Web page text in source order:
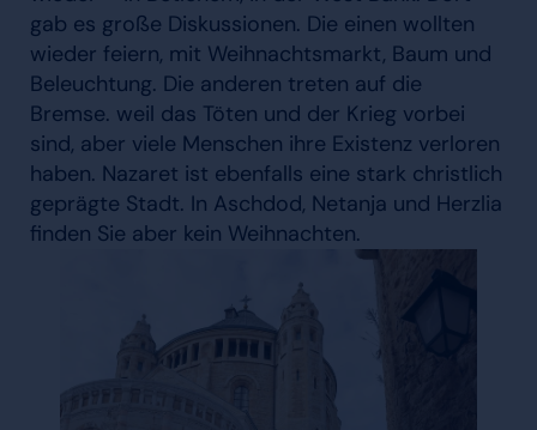
gab es große Diskussionen. Die einen wollten
wieder feiern, mit Weihnachtsmarkt, Baum und
Beleuchtung. Die anderen treten auf die
Bremse. weil das Töten und der Krieg vorbei
sind, aber viele Menschen ihre Existenz verloren
haben. Nazaret ist ebenfalls eine stark christlich
geprägte Stadt. In Aschdod, Netanja und Herzlia
finden Sie aber kein Weihnachten.